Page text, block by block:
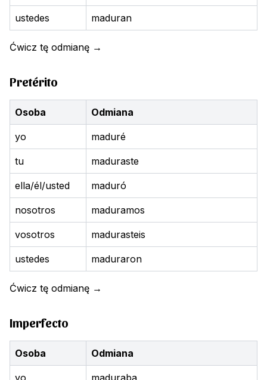
ustedes maduran
Ćwicz tę odmianę →
Pretérito
Osoba Odmiana
yo maduré
tu maduraste
ella/él/usted maduró
nosotros maduramos
vosotros madurasteis
ustedes maduraron
Ćwicz tę odmianę →
Imperfecto
Osoba Odmiana
yo maduraba